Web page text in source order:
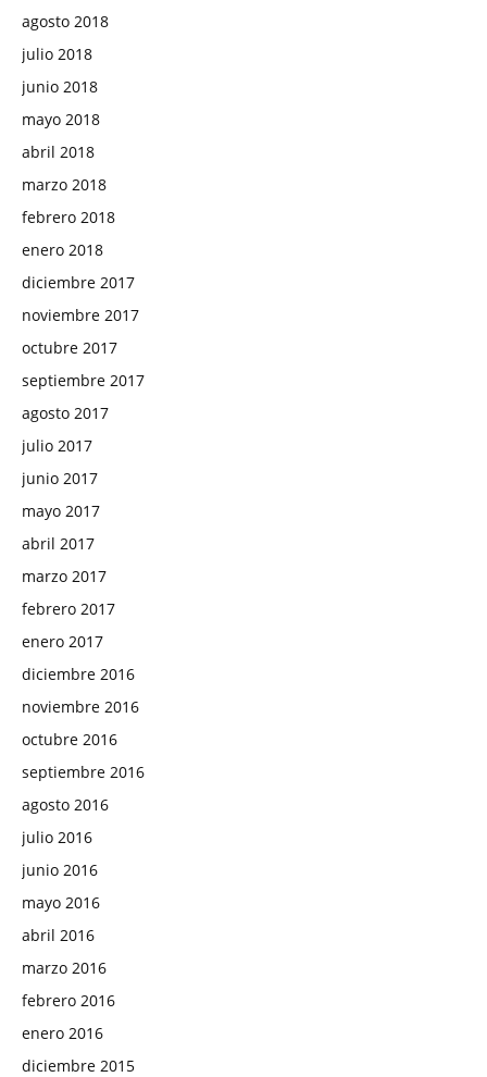
agosto 2018
julio 2018
junio 2018
mayo 2018
abril 2018
marzo 2018
febrero 2018
enero 2018
diciembre 2017
noviembre 2017
octubre 2017
septiembre 2017
agosto 2017
julio 2017
junio 2017
mayo 2017
abril 2017
marzo 2017
febrero 2017
enero 2017
diciembre 2016
noviembre 2016
octubre 2016
septiembre 2016
agosto 2016
julio 2016
junio 2016
mayo 2016
abril 2016
marzo 2016
febrero 2016
enero 2016
diciembre 2015